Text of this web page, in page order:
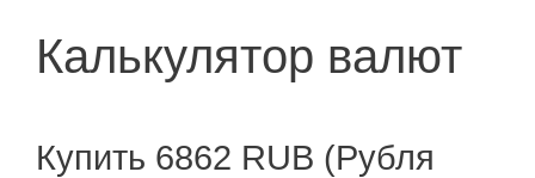
Калькулятор валют
Купить 6862 RUB (Рубля